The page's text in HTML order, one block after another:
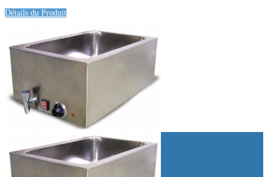
Détails du Produit